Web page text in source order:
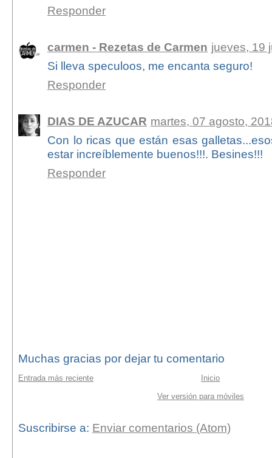
Responder
carmen - Rezetas de Carmen jueves, 19
Si lleva speculoos, me encanta seguro!
Responder
DIAS DE AZUCAR martes, 07 agosto,
Con lo ricas que están esas
estar increíblemente buenos!!!. Besines!!!
Responder
Muchas gracias por dejar tu comentario
Entrada más reciente
Inicio
Ver versión para móviles
Suscribirse a: Enviar comentarios (Atom)